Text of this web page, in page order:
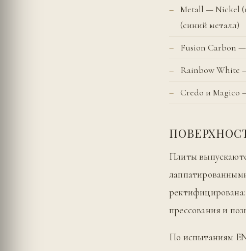
Metall — Nickel
(синий металл)
Fusion Carbon
Rainbow White
Credo и Magico
Плиты
прессования и
По испытаниям